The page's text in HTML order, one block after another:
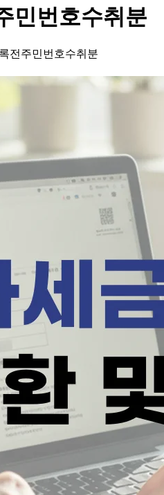
민번호수취분
전주민번호수취분